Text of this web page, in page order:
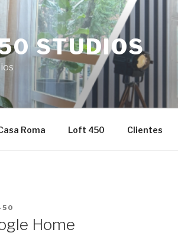
STUDIOS
Roma Loft 450 Clientes
Home